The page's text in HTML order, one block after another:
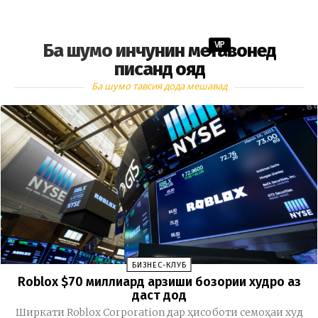
Ба шумо инчунин метавонед
писанд ояд
VIP
Ба шумо тавсия дода мешавад
БИЗНЕС-КЛУБ
Roblox $70 миллиард арзиши бозории худро аз
даст дод
Ширкати Roblox Corporation дар ҳисоботи семоҳаи худ